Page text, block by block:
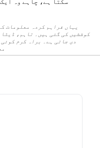
یہاں فراہم کردہ معلومات
کوششیں کی گئی ہیں۔ تاہم،
دی جاتی ہے۔ براہ کرم